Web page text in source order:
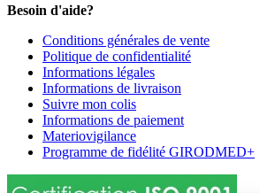
Besoin d'aide?
Conditions générales de vente
Politique de confidentialité
Informations légales
Informations de livraison
Suivre mon colis
Informations de paiement
Materiovigilance
Programme de fidélité GIRODMED+